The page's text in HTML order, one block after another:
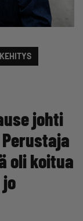
johti
oli koitua